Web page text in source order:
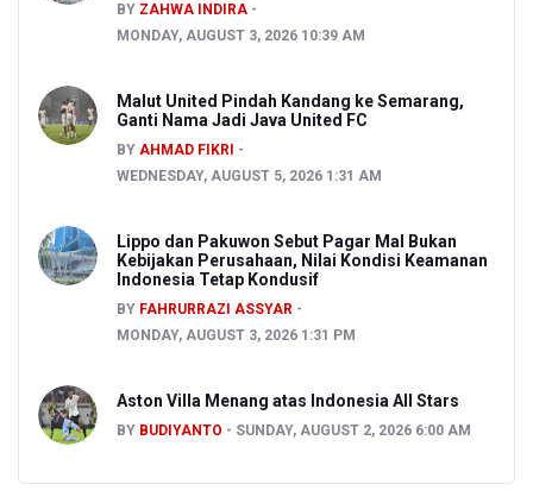
BY ZAHWA INDIRA
MONDAY, AUGUST 3, 2026 10:39 AM
Malut United Pindah Kandang ke Semarang,
Ganti Nama Jadi Java United FC
BY AHMAD FIKRI
WEDNESDAY, AUGUST 5, 2026 1:31 AM
Lippo dan Pakuwon Sebut Pagar Mal Bukan
Kebijakan Perusahaan, Nilai Kondisi Keamanan
Indonesia Tetap Kondusif
BY FAHRURRAZI ASSYAR
MONDAY, AUGUST 3, 2026 1:31 PM
Aston Villa Menang atas Indonesia All Stars
BY BUDIYANTO SUNDAY, AUGUST 2, 2026 6:00 AM